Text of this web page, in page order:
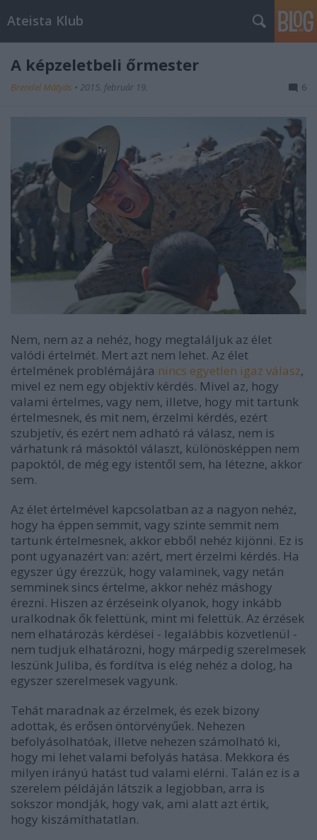
Ateista Klub
A képzeletbeli őrmester
Brendel Mátyás • 2015. február 19. 6
Nem, nem az a nehéz, hogy megtaláljuk az élet
valódi értelmét. Mert azt nem lehet. Az élet
értelmének problémájára nincs egyetlen igaz válasz,
mivel ez nem egy objektív kérdés. Mivel az, hogy
valami értelmes, vagy nem, illetve, hogy mit tartunk
értelmesnek, és mit nem, érzelmi kérdés, ezért
szubjetív, és ezért nem adható rá válasz, nem is
várhatunk rá másoktól választ, különösképpen nem
papoktól, de még egy istentől sem, ha létezne, akkor
sem.
Az élet értelmével kapcsolatban az a nagyon nehéz,
hogy ha éppen semmit, vagy szinte semmit nem
tartunk értelmesnek, akkor ebből nehéz kijönni. Ez is
pont ugyanazért van: azért, mert érzelmi kérdés. Ha
egyszer úgy érezzük, hogy valaminek, vagy netán
semminek sincs értelme, akkor nehéz máshogy
érezni. Hiszen az érzéseink olyanok, hogy inkább
uralkodnak ők felettünk, mint mi felettük. Az érzések
nem elhatározás kérdései - legalábbis közvetlenül -
nem tudjuk elhatározni, hogy márpedig szerelmesek
leszünk Juliba, és fordítva is elég nehéz a dolog, ha
egyszer szerelmesek vagyunk.
Tehát maradnak az érzelmek, és ezek bizony
adottak, és erősen öntörvényűek. Nehezen
befolyásolhatóak, illetve nehezen számolható ki,
hogy mi lehet valami befolyás hatása. Mekkora és
milyen irányú hatást tud valami elérni. Talán ez is a
szerelem példáján látszik a legjobban, arra is
sokszor mondják, hogy vak, ami alatt azt értik,
hogy kiszámíthatatlan.